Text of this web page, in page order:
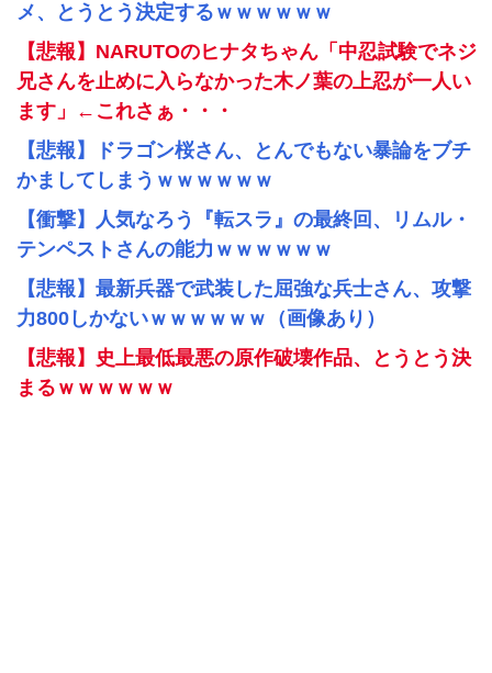
メ、とうとう決定するｗｗｗｗｗｗ
【悲報】NARUTOのヒナタちゃん「中忍試験でネジ
兄さんを止めに入らなかった木ノ葉の上忍が一人い
ます」←これさぁ・・・
【悲報】ドラゴン桜さん、とんでもない暴論をブチ
かましてしまうｗｗｗｗｗｗ
【衝撃】人気なろう『転スラ』の最終回、リムル・
テンペストさんの能力ｗｗｗｗｗｗ
【悲報】最新兵器で武装した屈強な兵士さん、攻撃
力800しかないｗｗｗｗｗｗ（画像あり）
【悲報】史上最低最悪の原作破壊作品、とうとう決
まるｗｗｗｗｗｗ